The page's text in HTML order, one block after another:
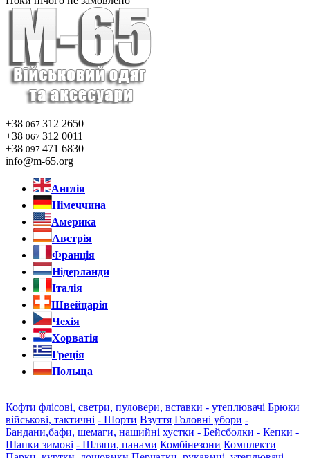
+38 067 312 2650
+38 067 312 0011
+38 097 471 6830
info@m-65.org
Англія
Німеччина
Америка
Австрія
Франція
Нідерланди
Італія
Швейцарія
Чехія
Хорватія
Греція
Польща
Кофти флісові, светри, пуловери, вставки - утеплювачі Брюки
військові, тактичні - Шорти Взуття Головні убори -
Бандани,бафи, шемаги, нашийні хустки - Бейсболки - Кепки -
Шапки зимові - Шляпи, панами Комбінезони Комплекти